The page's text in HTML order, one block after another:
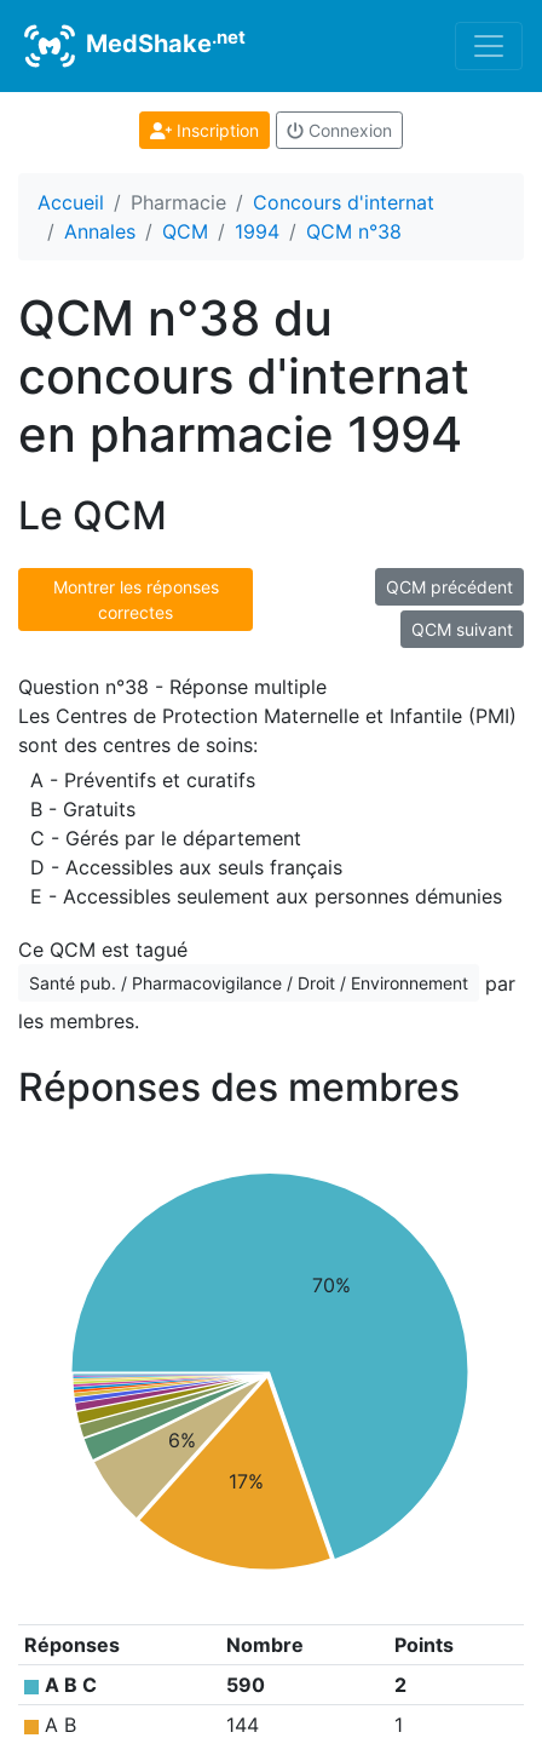
MedShake.net
Inscription Connexion
Accueil Pharmacie
Concours d'internat
Annales
QCM 1994 QCM n°38
QCM n°38 du
concours d'internat
en pharmacie 1994
Le QCM
Montrer les réponses
correctes
QCM précédent
QCM suivant
Question n°38 - Réponse multiple
Les Centres de Protection Maternelle et Infantile (PMI)
sont des centres de soins:
A - Préventifs et curatifs
B - Gratuits
C - Gérés par le département
D - Accessibles aux seuls français
E - Accessibles seulement aux personnes démunies
Ce QCM est tagué
Santé pub. / Pharmacovigilance / Droit / Environnement
par
les membres.
Réponses des membres
70%
17%
6%
Réponses Nombre
Points
A B C
590
2
A B
144
1